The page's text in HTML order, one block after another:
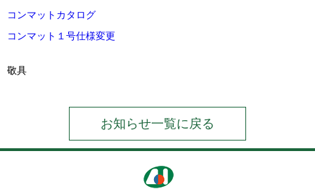
コンマットカタログ
コンマット１号仕様変更
敬具
お知らせ一覧に戻る